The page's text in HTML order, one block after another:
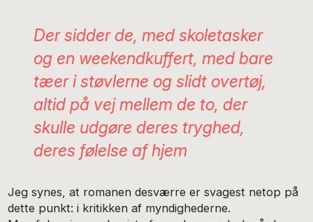
Der sidder de, med skoletasker
og en weekendkuffert, med bare
tæer i støvlerne og slidt overtøj,
altid på vej mellem de to, der
skulle udgøre deres tryghed,
deres følelse af hjem
Jeg synes, at romanen desværre er svagest netop på
dette punkt: i kritikken af myndighederne.